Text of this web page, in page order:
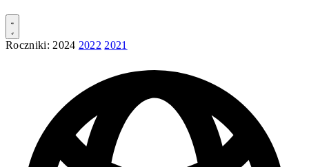
Roczniki: 2024 2022 2021